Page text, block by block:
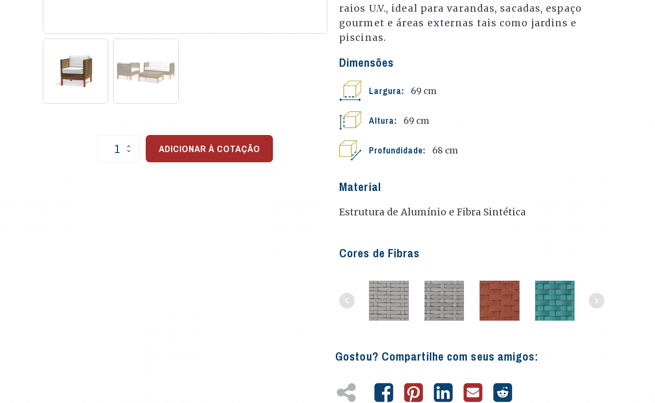
Poltrona
Sevilha
ADICIONAR À COTAÇÃO
raios U.V., ideal para varandas, sacadas, espaço
gourmet e áreas externas tais como jardins e
piscinas.
Dimensões
Largura: 69 cm
Altura: 69 cm
Profundidade: 68 cm
Material
Estrutura de Alumínio e Fibra Sintética
Cores de Fibras
Gostou? Compartilhe com seus amigos: